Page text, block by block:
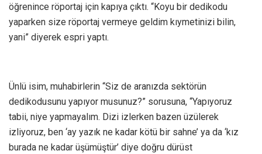
öğrenince röportaj için kapıya çıktı. “Koyu bir dedikodu
yaparken size röportaj vermeye geldim kıymetinizi bilin,
yani” diyerek espri yaptı.
Ünlü isim, muhabirlerin “Siz de aranızda sektörün
dedikodusunu yapıyor musunuz?” sorusuna, “Yapıyoruz
tabii, niye yapmayalım. Dizi izlerken bazen üzülerek
izliyoruz, ben ‘ay yazık ne kadar kötü bir sahne’ ya da ‘kız
burada ne kadar üşümüştür’ diye doğru dürüst